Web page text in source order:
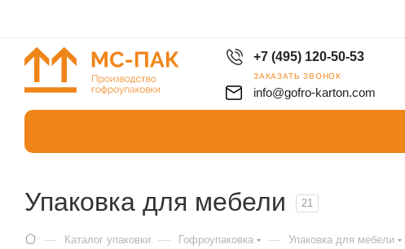
+7 (495) 120-50-53
ЗАКАЗАТЬ ЗВОНОК
info@gofro-karton.com
Упаковка для мебели 21
— Каталог упаковки — Гофроупаковка — Упаковка для мебели